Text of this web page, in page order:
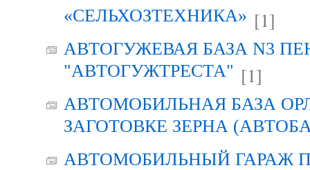
«СЕЛЬХОЗТЕХНИКА» [1]
АВТОГУЖЕВАЯ БАЗА N3
"АВТОГУЖТРЕСТА" [1]
АВТОМОБИЛЬНАЯ БАЗА
ЗАГОТОВКЕ ЗЕРНА
АВТОМОБИЛЬНЫЙ ГАРАЖ